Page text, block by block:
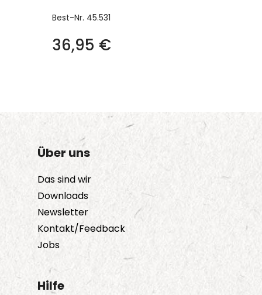
Best-Nr. 45.531
36,95 €
Über uns
Das sind wir
Downloads
Newsletter
Kontakt/Feedback
Jobs
Hilfe